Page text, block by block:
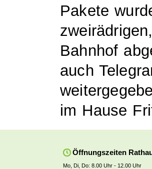
Pakete
Bahnhof
auch
im Hause
Öffnungszeiten
Mo, Di, Do: 8.00 Uhr - 12.00 Uhr